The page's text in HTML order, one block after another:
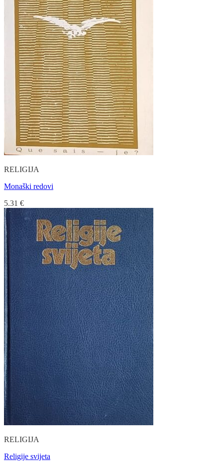
RELIGIJA
Monaški redovi
5.31 €
RELIGIJA
Religije svijeta